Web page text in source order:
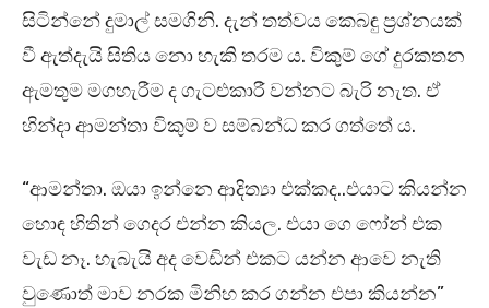
සිටින්නේ දුමාල් සමගිනි. දැන් තත්වය කෙබඳු ප්‍රශ්නයක්
වී ඇත්දැයි සිතිය නො හැකි තරම ය. විකුම් ගේ දුරකතන
ඇමතුම මගහැරීම ද ගැටළුකාරී වන්නට බැරි නැත. ඒ
හින්දා ආමන්තා විකුම් ව සම්බන්ධ කර ගත්තේ ය.
“ආමන්තා. ඔයා ඉන්නෙ ආදිත්‍යා එක්කද..එයාට කියන්න
හොඳ හිතින් ගෙදර එන්න කියල. එයා ගෙ ෆෝන් එක
වැඩ නෑ. හැබැයි අද වෙඩින් එකට යන්න ආවෙ නැති
වුණොත් මාව නරක මිනිහ කර ගන්න එපා කියන්න”